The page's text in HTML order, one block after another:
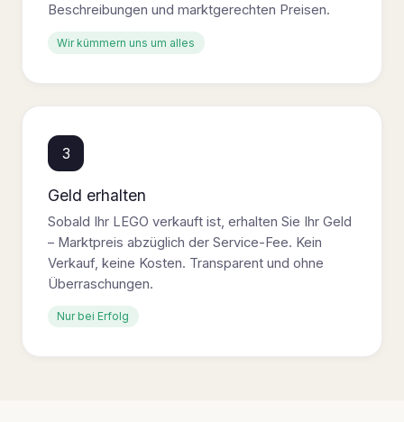
Beschreibungen und marktgerechten Preisen.
Wir kümmern uns um alles
3
Geld erhalten
Sobald Ihr LEGO verkauft ist, erhalten Sie Ihr Geld
– Marktpreis abzüglich der Service-Fee. Kein
Verkauf, keine Kosten. Transparent und ohne
Überraschungen.
Nur bei Erfolg